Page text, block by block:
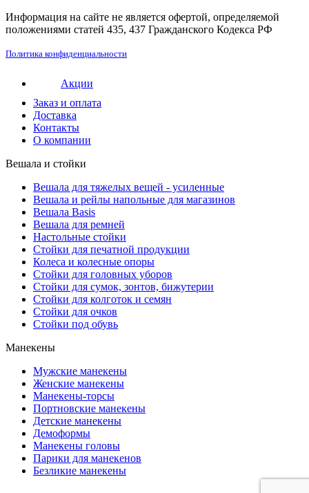
Информация на сайте не является офертой, определяемой
положениями статей 435, 437 Гражданского Кодекса РФ
Политика конфиденциальности
Акции
Заказ и оплата
Доставка
Контакты
О компании
Вешала и стойки
Вешала для тяжелых вещей - усиленные
Вешала и рейлы напольные для магазинов
Вешала Basis
Вешала для ремней
Настольные стойки
Стойки для печатной продукции
Колеса и колесные опоры
Стойки для головных уборов
Стойки для сумок, зонтов, бижутерии
Стойки для колготок и семян
Стойки для очков
Стойки под обувь
Манекены
Мужские манекены
Женские манекены
Манекены-торсы
Портновские манекены
Детские манекены
Демоформы
Манекены головы
Парики для манекенов
Безликие манекены